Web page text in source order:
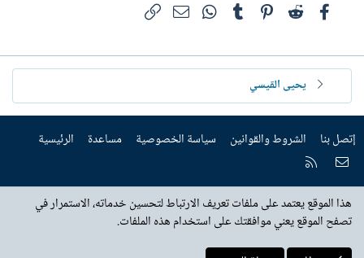
فيسبوكReddit
Pinterest
Tumblr
WhatsAppالبريد الإلكتروني
يحيى القيسي
إتصل بنا الشروط والقوانين سياسة الخصوصية مساعدة الرئيسية
إتصل بنا
هذا الموقع يعتمد على ملفات تعريف الارتباط لتحسين خدماته، الاستمرار في
تصفح الموقع يعني موافقتك على استخدام هذه الملفات.